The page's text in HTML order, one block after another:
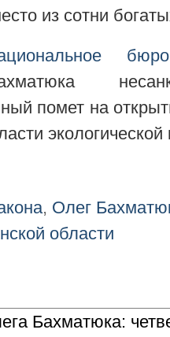
из сотни
помет на
, Олег
области
Бахматюка: